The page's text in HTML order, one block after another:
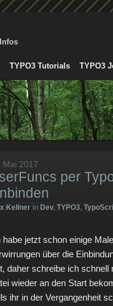
TYPO3 Tutorials TYPO3
Mai 2017
per
Kellner in Dev, TYPO3,
habe jetzt schon einige
über die
daher schreibe ich
wieder an den Start
ihr in der Vergangenheit